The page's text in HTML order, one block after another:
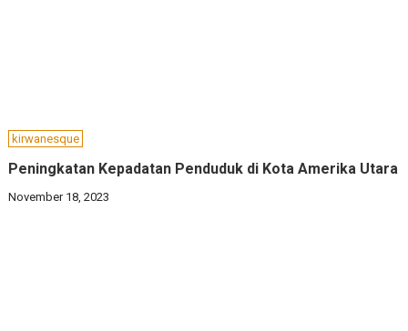
kirwanesque
Peningkatan Kepadatan Penduduk di Kota Amerika Utara
November 18, 2023